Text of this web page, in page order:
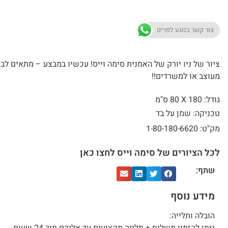
צור קשר בנוגע לפריט
ציור של ניו יורק של האמנית סימה וייס! עכשיו במבצע – מתאים
מעוצב או למשרדים!!
גודל: 180 X
80 ס"מ
טכניקה: שמן על בד
מק"ט: 1-80-180-6620
לכל הציורים של סימה וייס לחצו כאן
שתף:
מידע נוסף
הובלה ותלייה: